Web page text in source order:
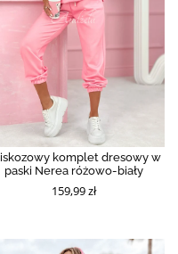
komplet dresowy w
paski Nerea różowo-biały
159,99 zł